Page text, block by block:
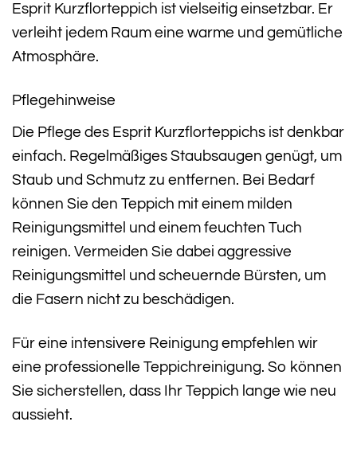
Esprit Kurzflorteppich ist vielseitig einsetzbar. Er
verleiht jedem Raum eine warme und gemütliche
Atmosphäre.
Pflegehinweise
Die Pflege des Esprit Kurzflorteppichs ist denkbar
einfach. Regelmäßiges Staubsaugen genügt, um
Staub und Schmutz zu entfernen. Bei Bedarf
können Sie den Teppich mit einem milden
Reinigungsmittel und einem feuchten Tuch
reinigen. Vermeiden Sie dabei aggressive
Reinigungsmittel und scheuernde Bürsten, um
die Fasern nicht zu beschädigen.
Für eine intensivere Reinigung empfehlen wir
eine professionelle Teppichreinigung. So können
Sie sicherstellen, dass Ihr Teppich lange wie neu
aussieht.